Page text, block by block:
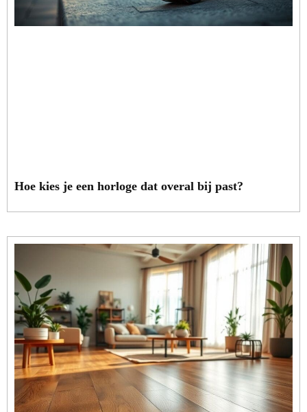
Hoe kies je een horloge dat overal bij past?